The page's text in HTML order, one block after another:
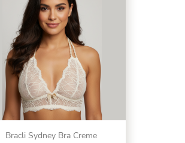
Bracli Sydney Bra Creme